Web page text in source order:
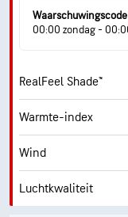
Dauwpunt
Wolkendek
Zicht
Wolkenplafond
00:00 zondag -
RealFeel Shade™
Warmte-index
Wind
Luchtkwaliteit